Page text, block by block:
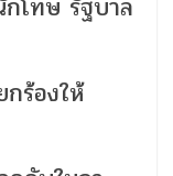
กร้องให้